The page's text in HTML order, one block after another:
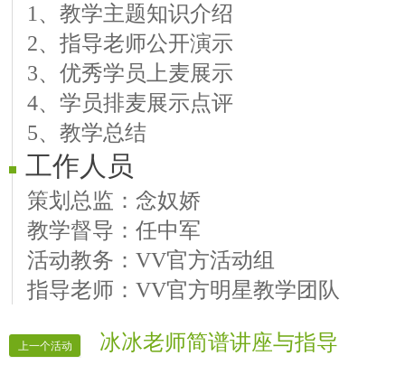
1、教学主题知识介绍
2、指导老师公开演示
3、优秀学员上麦展示
4、学员排麦展示点评
5、教学总结
工作人员
策划总监：念奴娇
教学督导：任中军
活动教务：VV官方活动组
指导老师：VV官方明星教学团队
上一个活动 冰冰老师简谱讲座与指导